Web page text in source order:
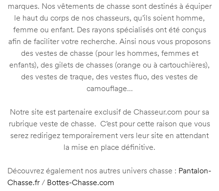
marques. Nos vêtements de chasse sont destinés à équiper
le haut du corps de nos chasseurs, qu’ils soient homme,
femme ou enfant. Des rayons spécialisés ont été conçus
afin de faciliter votre recherche. Ainsi nous vous proposons
des vestes de chasse (pour les hommes, femmes et
enfants), des gilets de chasses (orange ou à cartouchières),
des vestes de traque, des vestes fluo, des vestes de
camouflage…
Notre site est partenaire exclusif de Chasseur.com pour sa
rubrique veste de chasse. C’est pour cette raison que vous
serez redirigez temporairement vers leur site en attendant
la mise en place définitive.
Découvrez également nos autres univers chasse : Pantalon-
Chasse.fr/ Bottes-Chasse.com